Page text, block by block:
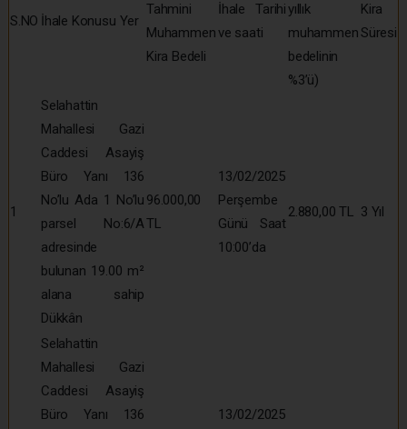
S.NO İhale Konusu Yer
Tahmini
Muhammen
Kira Bedeli
İhale Tarihi
ve saati
yıllık
muhammen
bedelinin
%3’ü)
Kira
Süresi
1
Selahattin
Mahallesi Gazi
Caddesi Asayiş
Büro Yanı 136
No’lu Ada 1 No’lu
parsel No:6/A
adresinde
bulunan 19.00 m²
alana sahip
Dükkân
96.000,00
TL
13/02/2025
Perşembe
Günü Saat
10:00’da
2.880,00 TL 3 Yıl
Selahattin
Mahallesi Gazi
Caddesi Asayiş
Büro Yanı 136
13/02/2025